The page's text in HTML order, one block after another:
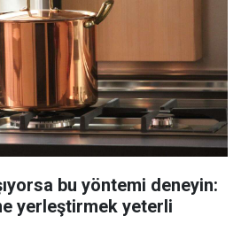
bu yöntemi deneyin:
yerleştirmek yeterli